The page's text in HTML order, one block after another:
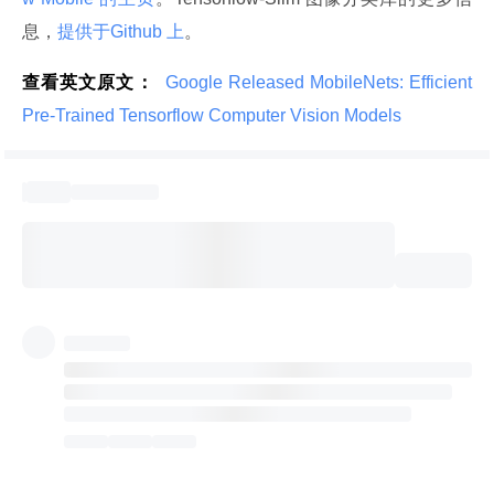
息， 提供于Github 上 。
查看英文原文：
Google Released MobileNets: Efficient
Pre-Trained Tensorflow Computer Vision Models